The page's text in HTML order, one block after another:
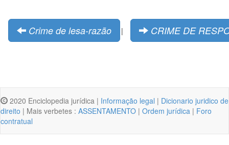
Crime de lesa-razão | CRIME DE
2020 Enciclopedia jurídica | Informação legal | Dicionario juridico de
direito | Mais verbetes : ASSENTAMENTO | Ordem jurídica | Foro
contratual